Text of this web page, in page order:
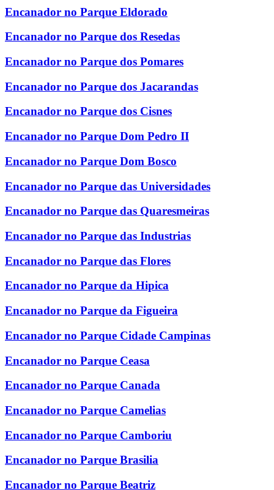
Encanador no Parque Eldorado
Encanador no Parque dos Resedas
Encanador no Parque dos Pomares
Encanador no Parque dos Jacarandas
Encanador no Parque dos Cisnes
Encanador no Parque Dom Pedro II
Encanador no Parque Dom Bosco
Encanador no Parque das Universidades
Encanador no Parque das Quaresmeiras
Encanador no Parque das Industrias
Encanador no Parque das Flores
Encanador no Parque da Hipica
Encanador no Parque da Figueira
Encanador no Parque Cidade Campinas
Encanador no Parque Ceasa
Encanador no Parque Canada
Encanador no Parque Camelias
Encanador no Parque Camboriu
Encanador no Parque Brasilia
Encanador no Parque Beatriz